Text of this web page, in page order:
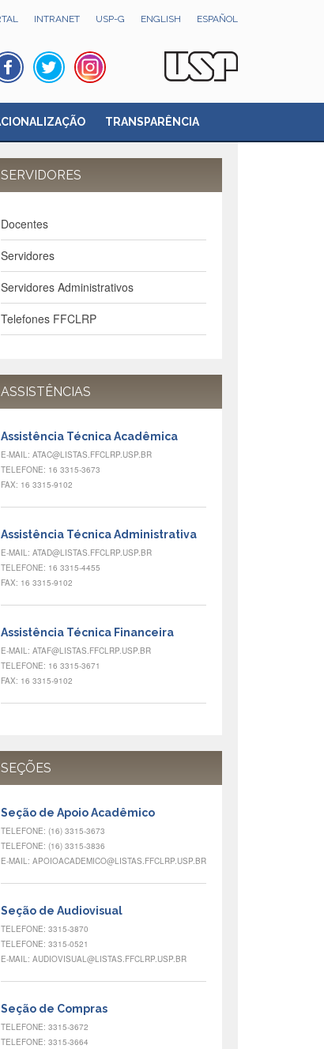
INTRANET USP-G ENGLISH ESPAÑOL
TRANSPARÊNCIA
SERVIDORES
Docentes
Servidores
Servidores Administrativos
Telefones FFCLRP
ASSISTÊNCIAS
Assistência Técnica Acadêmica
E-MAIL: ATAC@LISTAS.FFCLRP.USP.BR
TELEFONE: 16 3315-3673
FAX: 16 3315-9102
Assistência Técnica Administrativa
E-MAIL: ATAD@LISTAS.FFCLRP.USP.BR
TELEFONE: 16 3315-4455
FAX: 16 3315-9102
Assistência Técnica Financeira
E-MAIL: ATAF@LISTAS.FFCLRP.USP.BR
TELEFONE: 16 3315-3671
FAX: 16 3315-9102
SEÇÕES
Seção de Apoio Acadêmico
TELEFONE: (16) 3315-3673
TELEFONE: (16) 3315-3836
E-MAIL: APOIOACADEMICO@LISTAS.FFCLRP.USP.BR
Seção de Audiovisual
TELEFONE: 3315-3870
TELEFONE: 3315-0521
E-MAIL: AUDIOVISUAL@LISTAS.FFCLRP.USP.BR
Seção de Compras
TELEFONE: 3315-3672
TELEFONE: 3315-3664